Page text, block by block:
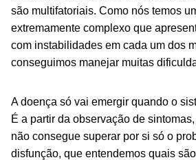
são multifatoriais. Como nós temos
extremamente complexo que
com instabilidades em cada um dos
conseguimos manejar muitas
A doença só vai emergir quando o
É a partir da observação de
não consegue superar por si só o
disfunção, que entendemos quais